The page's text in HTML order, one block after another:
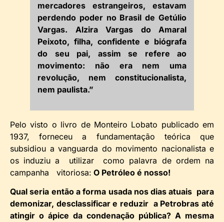
mercadores estrangeiros, estavam
perdendo poder no Brasil de Getúlio
Vargas. Alzira Vargas do Amaral
Peixoto, filha, confidente e biógrafa
do seu pai, assim se refere ao
movimento: não era nem uma
revolução, nem constitucionalista,
nem paulista.”
Pelo visto o livro de Monteiro Lobato publicado em
1937, forneceu a fundamentação teórica que
subsidiou a vanguarda do movimento nacionalista e
os induziu a utilizar como palavra de ordem na
campanha vitoriosa: O Petróleo é nosso!
Qual seria então a forma usada nos dias atuais para
demonizar, desclassificar e reduzir a Petrobras até
atingir o ápice da condenação pública? A mesma